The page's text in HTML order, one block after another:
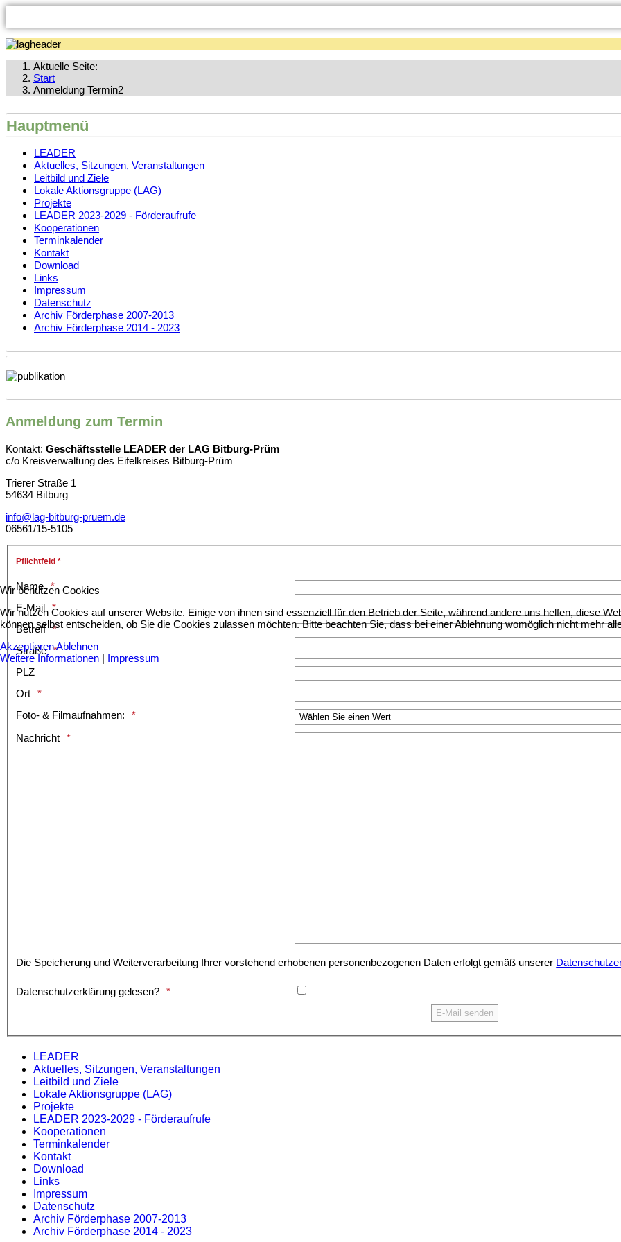
Aktuelle Seite:
Start
Anmeldung Termin2
Hauptmenü
LEADER
Aktuelles, Sitzungen, Veranstaltungen
Leitbild und Ziele
Lokale Aktionsgruppe (LAG)
Projekte
LEADER 2023-2029 - Förderaufrufe
Kooperationen
Terminkalender
Kontakt
Download
Links
Impressum
Datenschutz
Archiv Förderphase 2007-2013
Archiv Förderphase 2014 - 2023
Anmeldung zum Termin
Kontakt: Geschäftsstelle LEADER der LAG Bitburg-Prüm
c/o Kreisverwaltung des Eifelkreises Bitburg-Prüm
Trierer Straße 1
54634 Bitburg
info@lag-bitburg-pruem.de
06561/15-5105
Pflichtfeld *
Name
E-Mail
Betreff
Straße
PLZ
Ort
Foto- & Filmaufnahmen:
Nachricht
Die Speicherung und Weiterverarbeitung Ihrer vorstehend erhobenen personenbezogenen Daten erfolgt gemäß unserer
Datenschutzerklärung gelesen?
LEADER
Aktuelles, Sitzungen, Veranstaltungen
Leitbild und Ziele
Lokale Aktionsgruppe (LAG)
Projekte
LEADER 2023-2029 - Förderaufrufe
Kooperationen
Terminkalender
Kontakt
Download
Links
Impressum
Datenschutz
Archiv Förderphase 2007-2013
Archiv Förderphase 2014 - 2023
Wir benutzen Cookies
Wir nutzen Cookies auf unserer Website. Einige von ihnen sind essenziell für den Betrieb der Seite, während andere uns helfen, diese
können selbst entscheiden, ob Sie die Cookies zulassen möchten. Bitte beachten Sie, dass bei einer Ablehnung womöglich nicht mehr
AkzeptierenAblehnen
Weitere Informationen | Impressum